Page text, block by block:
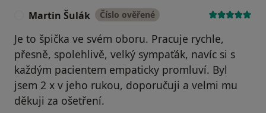
Martin Šulák Číslo ověřené
Je to špička ve svém oboru. Pracuje rychle,
přesně, spolehlivě, velký sympaťák, navíc si s
každým pacientem empaticky promluví. Byl
jsem 2 x v jeho rukou, doporučuji a velmi mu
děkuji za ošetření.